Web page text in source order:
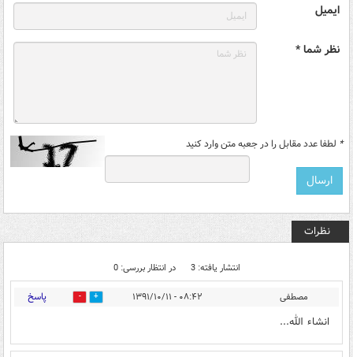
ایمیل
نظر شما *
* لطفا عدد مقابل را در جعبه متن وارد کنید
نظرات
انتشار یافته: 3 در انتظار بررسی: 0
مصطفی ۰۸:۴۲ - ۱۳۹۱/۱۰/۱۱ 0 پاسخ
انشاء الله...